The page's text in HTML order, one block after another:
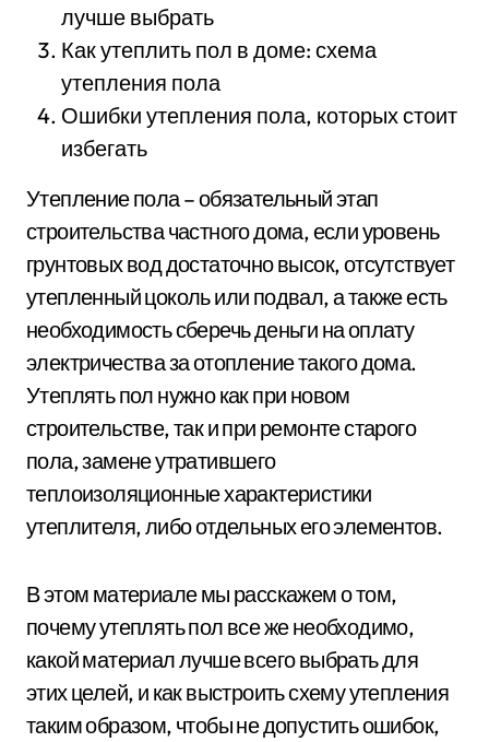
лучше выбрать
Как утеплить пол в доме: схема
утепления пола
Ошибки утепления пола, которых стоит
избегать
Утепление пола – обязательный этап
строительства частного дома, если уровень
грунтовых вод достаточно высок, отсутствует
утепленный цоколь или подвал, а также есть
необходимость сберечь деньги на оплату
электричества за отопление такого дома.
Утеплять пол нужно как при новом
строительстве, так и при ремонте старого
пола, замене утратившего
теплоизоляционные характеристики
утеплителя, либо отдельных его элементов.
В этом материале мы расскажем о том,
почему утеплять пол все же необходимо,
какой материал лучше всего выбрать для
этих целей, и как выстроить схему утепления
таким образом, чтобы не допустить ошибок,